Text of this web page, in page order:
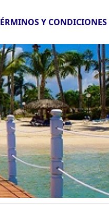
Y CONDICIONES